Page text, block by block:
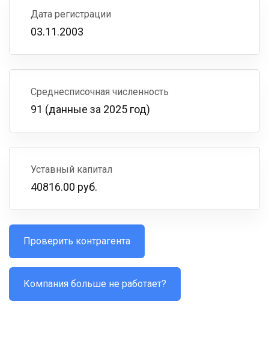
Дата регистрации
03.11.2003
Среднесписочная численность
91 (данные за 2025 год)
Уставный капитал
40816.00 руб.
Проверить контрагента
Компания больше не работает?